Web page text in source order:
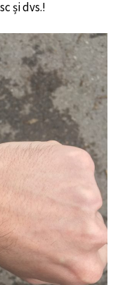
și dvs.!